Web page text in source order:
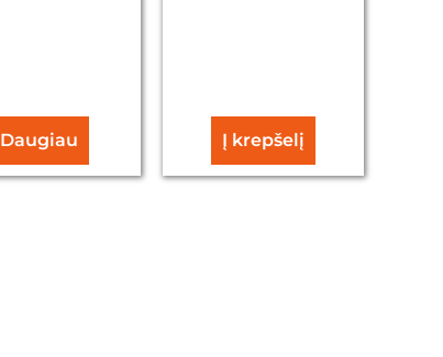
Daugiau Į krepšelį